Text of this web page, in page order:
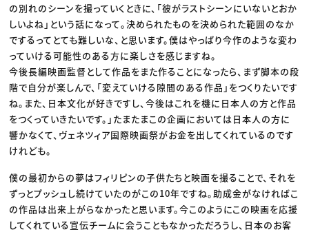
の別れのシーンを撮っていくときに、「彼がラストシーンにいないとおか
しいよね」という話になって。決められたものを決められた範囲のなか
でするってとても難しいな、と思います。僕はやっぱり今作のような変わ
っていける可能性のある方に楽しさを感じますね。
今後長編映画監督として作品をまた作ることになったら、まず脚本の段
階で自分が楽しんで、「変えていける隙間のある作品」をつくりたいです
ね。また、日本文化が好きですし、今後はこれを機に日本人の方と作品
をつくっていきたいです。」たまたまこの企画においては日本人の方に
響かなくて、ヴェネツィア国際映画祭がお金を出してくれているのです
けれども。
僕の最初からの夢はフィリピンの子供たちと映画を撮ることで、それを
ずっとプッシュし続けていたのがこの10年ですね。助成金がなければこ
の作品は出来上がらなかったと思います。今このようにこの映画を応援
してくれている宣伝チームに会うこともなかっただろうし、日本のお客